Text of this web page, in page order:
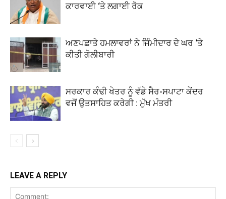
ਕਾਰਵਾਈ ‘ਤੇ ਲਗਾਈ ਰੋਕ
ਅਣਪਛਾਤੇ ਹਮਲਾਵਰਾਂ ਨੇ ਜਿੰਮੀਦਾਰ ਦੇ ਘਰ ‘ਤੇ
ਕੀਤੀ ਗੋਲੀਬਾਰੀ
ਸਰਕਾਰ ਕੰਢੀ ਖੇਤਰ ਨੂੰ ਵੱਡੇ ਸੈਰ-ਸਪਾਟਾ ਕੇਂਦਰ
ਵਜੋਂ ਉਤਸਾਹਿਤ ਕਰੇਗੀ : ਮੁੱਖ ਮੰਤਰੀ
LEAVE A REPLY